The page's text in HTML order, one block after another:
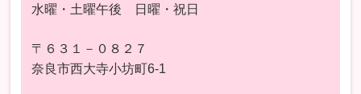
水曜・土曜午後 日曜・祝日
〒６３１－０８２７
奈良市西大寺小坊町6-1